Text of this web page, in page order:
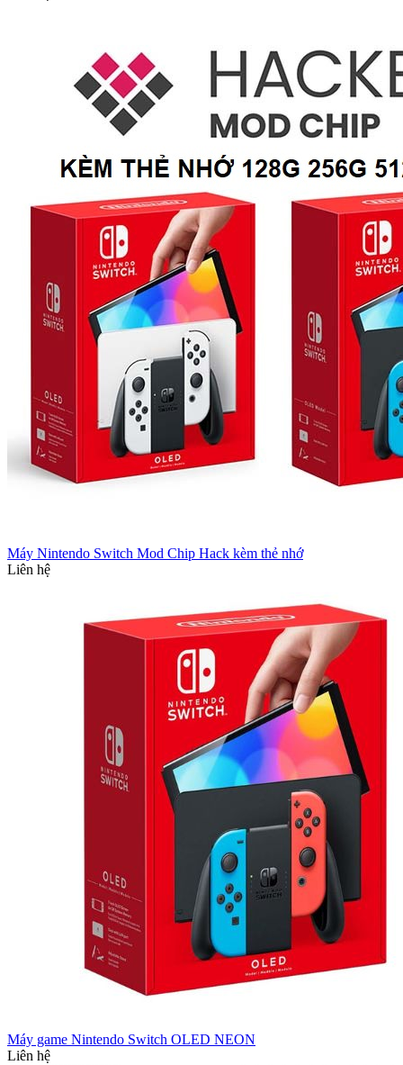
Máy Nintendo Switch Mod Chip Hack kèm thẻ nhớ
Liên hệ
Máy game Nintendo Switch OLED NEON
Liên hệ